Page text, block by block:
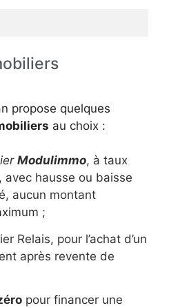
propose quelques
au choix :
Modulimmo, à taux
avec hausse ou baisse
aucun montant
;
Relais, pour l’achat d’un
après revente de
pour financer une